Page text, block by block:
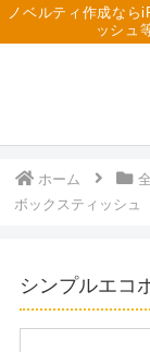
ノベルティ作成なら
ッシュ
ホーム
ボックスティッシュ
シンプルエコ